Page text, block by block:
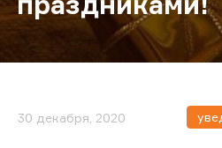
30 декабря, 2020